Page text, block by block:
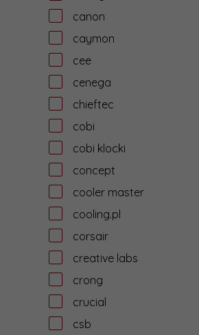
canon
caymon
cee
cenega
chieftec
cobi
cobi klocki
concept
cooler master
cooling.pl
corsair
creative labs
crong
crucial
csb